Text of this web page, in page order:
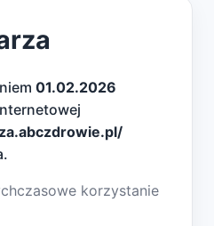
01.02.2026
korzystanie